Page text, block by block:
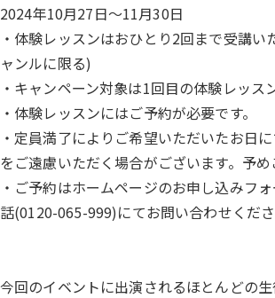
2024年10月27日～11月30日
・体験レッスンはおひとり2回まで受講い
ャンルに限る)
・キャンペーン対象は1回目の体験レッス
・体験レッスンにはご予約が必要です。
・ 定員満了によりご希望いただいたお日
をご遠慮いただく場合がございます。予め
・ご予約はホームページのお申し込みフ
話(0120-065-999)にてお問い合わせくださ
今回のイベントに出演されるほとんどの